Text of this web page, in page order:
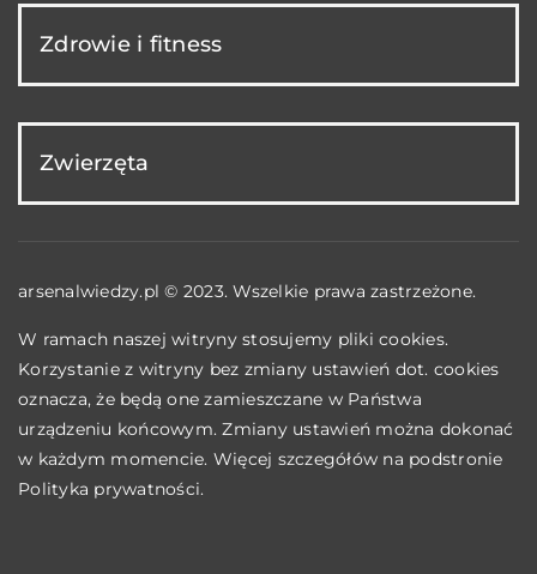
Zdrowie i fitness
Zwierzęta
arsenalwiedzy.pl © 2023. Wszelkie prawa zastrzeżone.
W ramach naszej witryny stosujemy pliki cookies.
Korzystanie z witryny bez zmiany ustawień dot. cookies
oznacza, że będą one zamieszczane w Państwa
urządzeniu końcowym. Zmiany ustawień można dokonać
w każdym momencie. Więcej szczegółów na podstronie
Polityka prywatności.